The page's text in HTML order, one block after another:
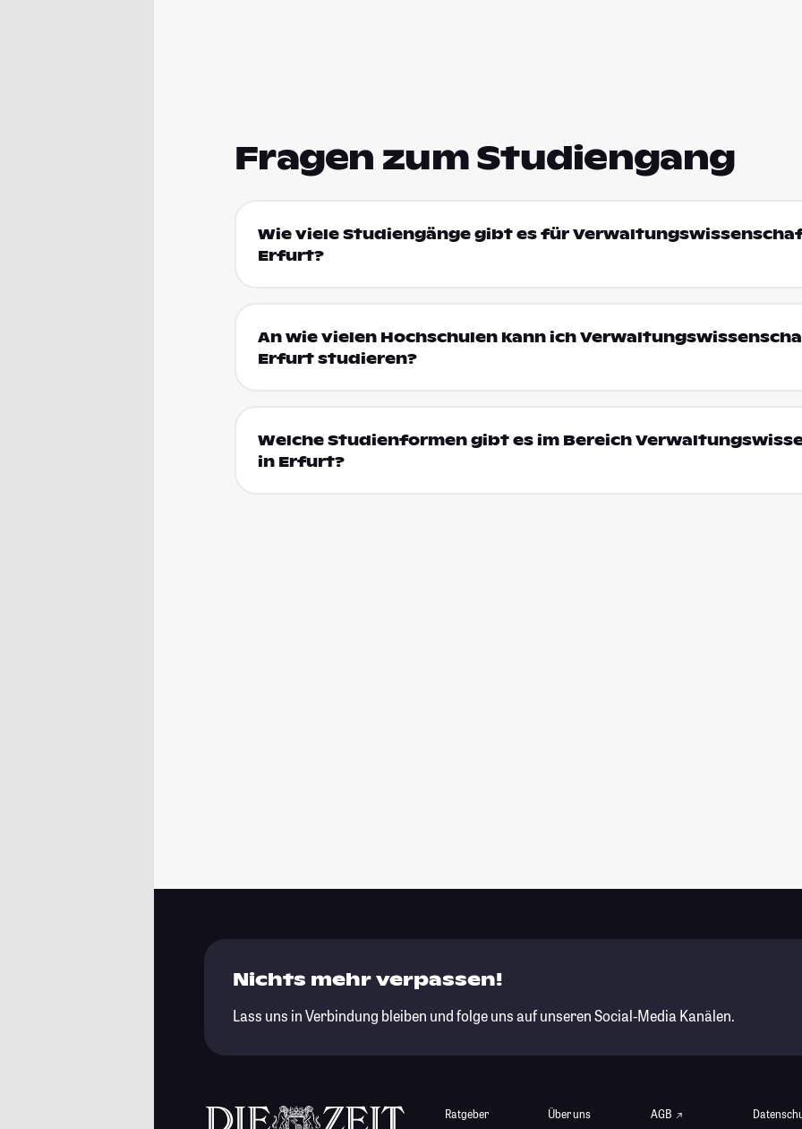
Fragen zum Studiengang
Wie viele Studiengänge gibt es für
Erfurt?
An wie vielen Hochschulen kann ich
Erfurt studieren?
Welche Studienformen gibt es im Bereich
in Erfurt?
Nichts mehr verpassen!
Lass uns in Verbindung bleiben und folge uns auf unseren Social-Media Kanälen.
Ratgeber Über uns AGB